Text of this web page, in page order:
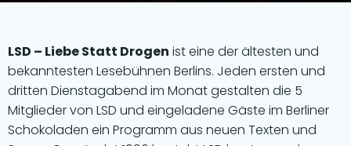
LSD – Liebe Statt Drogen ist eine der ältesten und
bekanntesten Lesebühnen Berlins. Jeden ersten und
dritten Dienstagabend im Monat gestalten die 5
Mitglieder von LSD und eingeladene Gäste im Berliner
Schokoladen ein Programm aus neuen Texten und